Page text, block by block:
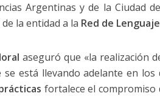
Argentinas y de la Ciudad
la entidad a la Red de
aseguró que «la realización
está llevando adelante en los
fortalece el compromiso